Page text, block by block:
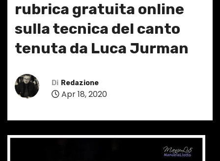
rubrica gratuita online
sulla tecnica del canto
tenuta da Luca Jurman
Di Redazione
Apr 18, 2020